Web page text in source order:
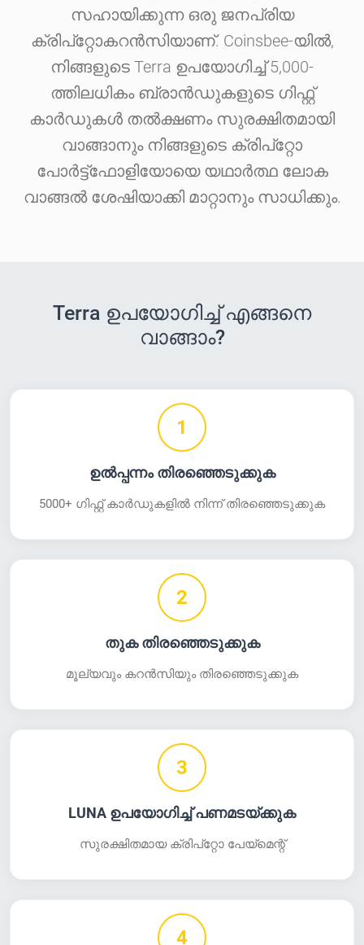
സഹായിക്കുന്ന ഒരു ജനപ്രിയ
ക്രിപ്‌റ്റോകറൻസിയാണ്. Coinsbee-യിൽ,
നിങ്ങളുടെ Terra ഉപയോഗിച്ച് 5,000-
ത്തിലധികം ബ്രാൻഡുകളുടെ ഗിഫ്റ്റ്
കാർഡുകൾ തൽക്ഷണം സുരക്ഷിതമായി
വാങ്ങാനും നിങ്ങളുടെ ക്രിപ്‌റ്റോ
പോർട്ട്‌ഫോളിയോയെ യഥാർത്ഥ ലോക
വാങ്ങൽ ശേഷിയാക്കി മാറ്റാനും സാധിക്കും.
Terra ഉപയോഗിച്ച് എങ്ങനെ
വാങ്ങാം?
1
ഉൽപ്പന്നം തിരഞ്ഞെടുക്കുക
5000+ ഗിഫ്റ്റ് കാർഡുകളിൽ നിന്ന് തിരഞ്ഞെടുക്കുക
2
തുക തിരഞ്ഞെടുക്കുക
മൂല്യവും കറൻസിയും തിരഞ്ഞെടുക്കുക
3
LUNA ഉപയോഗിച്ച് പണമടയ്ക്കുക
സുരക്ഷിതമായ ക്രിപ്‌റ്റോ പേയ്‌മെന്റ്
4